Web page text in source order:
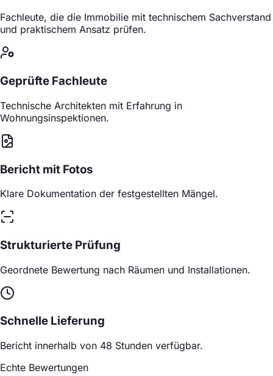
Fachleute, die die Immobilie mit technischem Sachverstand
und praktischem Ansatz prüfen.
Geprüfte Fachleute
Technische Architekten mit Erfahrung in
Wohnungsinspektionen.
Bericht mit Fotos
Klare Dokumentation der festgestellten Mängel.
Strukturierte Prüfung
Geordnete Bewertung nach Räumen und Installationen.
Schnelle Lieferung
Bericht innerhalb von 48 Stunden verfügbar.
Echte Bewertungen